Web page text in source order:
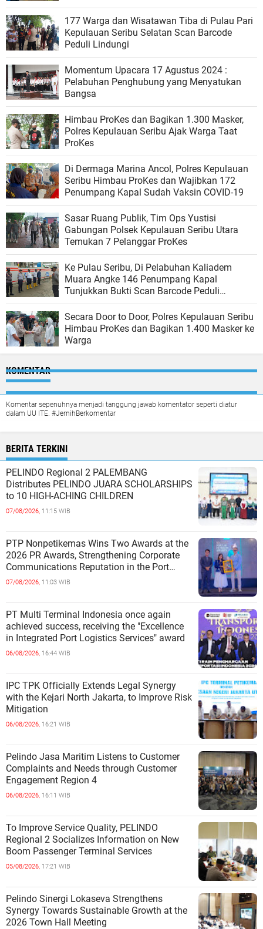
177 Warga dan Wisatawan Tiba di Pulau Pari
Kepulauan Seribu Selatan Scan Barcode
Peduli Lindungi
Momentum Upacara 17 Agustus 2024 :
Pelabuhan Penghubung yang Menyatukan
Bangsa
Himbau ProKes dan Bagikan 1.300 Masker,
Polres Kepulauan Seribu Ajak Warga Taat
ProKes
Di Dermaga Marina Ancol, Polres Kepulauan
Seribu Himbau ProKes dan Wajibkan 172
Penumpang Kapal Sudah Vaksin COVID-19
Sasar Ruang Publik, Tim Ops Yustisi
Gabungan Polsek Kepulauan Seribu Utara
Temukan 7 Pelanggar ProKes
Ke Pulau Seribu, Di Pelabuhan Kaliadem
Muara Angke 146 Penumpang Kapal
Tunjukkan Bukti Scan Barcode Peduli
Lindungi
Secara Door to Door, Polres Kepulauan Seribu
Himbau ProKes dan Bagikan 1.400 Masker ke
Warga
KOMENTAR
Komentar sepenuhnya menjadi tanggung jawab komentator seperti diatur
dalam UU ITE. #JernihBerkomentar
BERITA TERKINI
PELINDO Regional 2 PALEMBANG
Distributes PELINDO JUARA SCHOLARSHIPS
to 10 HIGH-ACHING CHILDREN
07/08/2026, 11:15 WIB
PTP Nonpetikemas Wins Two Awards at the
2026 PR Awards, Strengthening Corporate
Communications Reputation in the Port
Sector
07/08/2026, 11:03 WIB
PT Multi Terminal Indonesia once again
achieved success, receiving the "Excellence
in Integrated Port Logistics Services" award
06/08/2026, 16:44 WIB
IPC TPK Officially Extends Legal Synergy
with the Kejari North Jakarta, to Improve Risk
Mitigation
06/08/2026, 16:21 WIB
Pelindo Jasa Maritim Listens to Customer
Complaints and Needs through Customer
Engagement Region 4
06/08/2026, 16:11 WIB
To Improve Service Quality, PELINDO
Regional 2 Socializes Information on New
Boom Passenger Terminal Services
05/08/2026, 17:21 WIB
Pelindo Sinergi Lokaseva Strengthens
Synergy Towards Sustainable Growth at the
2026 Town Hall Meeting